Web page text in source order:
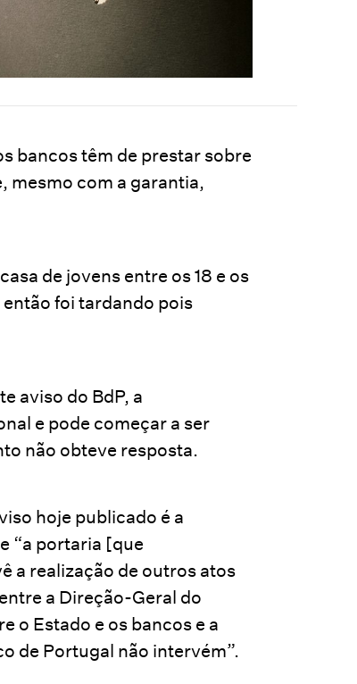
bancos têm de prestar sobre
mesmo com a garantia,
de jovens entre os 18 e os
foi tardando pois
aviso do BdP, a
e pode começar a ser
não obteve resposta.
hoje publicado é a
“a portaria [que
a realização de outros atos
a Direção-Geral do
o Estado e os bancos e a
de Portugal não intervém”.